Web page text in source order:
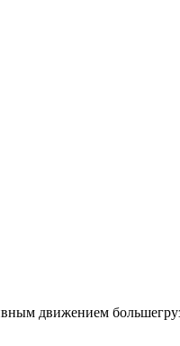
движением